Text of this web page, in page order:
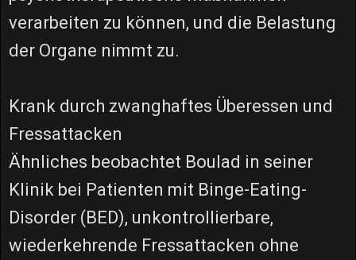
verarbeiten zu können, und die Belastung
der Organe nimmt zu.
Krank durch zwanghaftes Überessen und
Fressattacken
Ähnliches beobachtet Boulad in seiner
Klinik bei Patienten mit Binge-Eating-
Disorder (BED), unkontrollierbare,
wiederkehrende Fressattacken ohne